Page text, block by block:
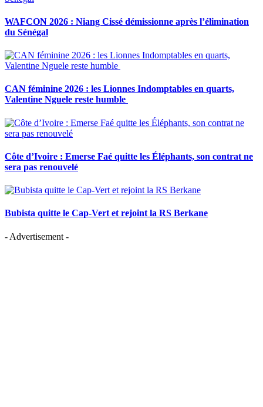
WAFCON 2026 : Niang Cissé démissionne après l’élimination
du Sénégal
CAN féminine 2026 : les Lionnes Indomptables en quarts,
Valentine Nguele reste humble
Côte d’Ivoire : Emerse Faé quitte les Éléphants, son contrat ne
sera pas renouvelé
Bubista quitte le Cap-Vert et rejoint la RS Berkane
- Advertisement -